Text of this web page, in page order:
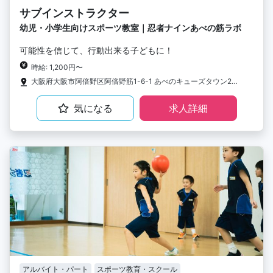
サブインストラクター
幼児・小学生向けスポーツ教室｜忍者ナインあべの筋ラボ
可能性を信じて、行動出来る子どもに！
時給: 1,200円〜
大阪府大阪市阿倍野区阿倍野筋1-6-1 あべのキューズタウン2F STUDIO FOREST LIVE
気になる 求人詳細
アルバイト・パート スポーツ教育・スクール